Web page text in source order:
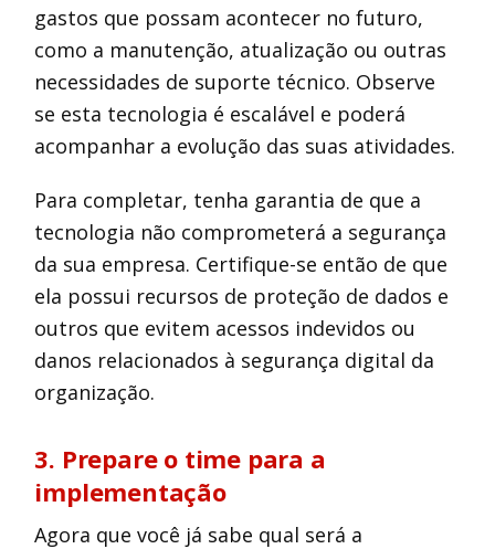
gastos que possam acontecer no futuro,
como a manutenção, atualização ou outras
necessidades de suporte técnico. Observe
se esta tecnologia é escalável e poderá
acompanhar a evolução das suas atividades.
Para completar, tenha garantia de que a
tecnologia não comprometerá a segurança
da sua empresa. Certifique-se então de que
ela possui recursos de proteção de dados e
outros que evitem acessos indevidos ou
danos relacionados à segurança digital da
organização.
3. Prepare o time para a
implementação
Agora que você já sabe qual será a